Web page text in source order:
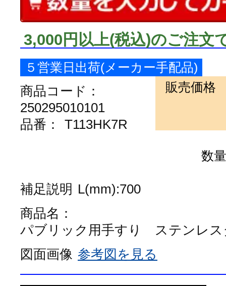
3,000円以上(税込)のご注文
５営業日出荷(メーカー手配品)
商品コード：
250295010101
品番：
T113HK7R
販売価格
数量
補足説明 L(mm):700
商品名：
パブリック用手すり ステンレス
図面画像 参考図を見る